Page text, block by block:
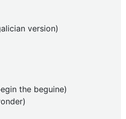
version)
the beguine)